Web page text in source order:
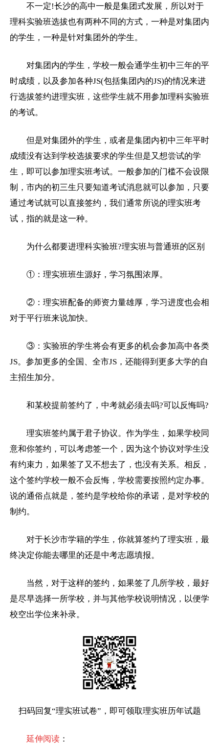
不一定!长沙的高中一般是集团式发展，所以对于
理科实验班选拔也有两种不同的方式，一种是对集团内
的学生，一种是针对集团外的学生。
对集团内的学生，学校一般会通学生初中三年的平
时成绩，以及参加各种JS(包括集团内的JS)的情况来进
行选拔签约进理实班，这些学生就不用参加理科实验班
的考试。
但是对集团外的学生，或者是集团内初中三年平时
成绩没有达到学校选拔要求的学生但是又想尝试的学
生，即可以参加理实班考试。一般参加的门槛不会设限
制，市内的初三生只要知道考试消息就可以参加，只要
通过考试就可以直接签约，我们通常所说的理实班考
试，指的就是这一种。
为什么都要进理科实验班?理实班与普通班的区别
①：理实班班生源好，学习氛围浓厚。
②：理实班配备的师资力量雄厚，学习进度也会相
对于平行班来说加快。
③：实验班的学生将会有更多的机会参加高中各类
JS。参加更多的全国、全市JS，还能得到更多大学的自
主招生加分。
和某校提前签约了，中考就必须去吗?可以反悔吗?
理实班签约属于君子协议。作为学生，如果学校同
意和你签约，可以考虑签一个，因为这个协议对学生没
有约束力，如果签了又不想去了，也没有关系。相反，
这个签约学校一般不会反悔，学校需要按照约定办事。
说的通俗点就是，签约是学校给你的承诺，是对学校的
制约。
对于长沙市学籍的学生，你就算签约了理实班，最
终决定你能去哪里的还是中考志愿填报。
当然，对于这样的签约，如果签了几所学校，最好
是尽早选择一所学校，并与其他学校说明情况，以便学
校空出学位来补录。
扫码回复“理实班试卷”，即可领取理实班历年试题
延伸阅读 ：